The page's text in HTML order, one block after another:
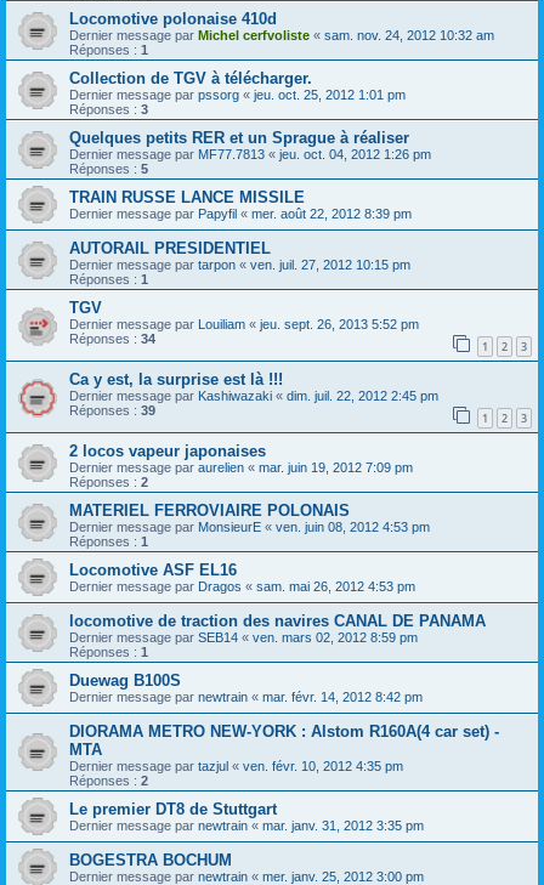
Locomotive polonaise 410d
Dernier message par Michel cerfvoliste « sam. nov. 24, 2012 10:32 am
Réponses : 1
Collection de TGV à télécharger.
Dernier message par pssorg « jeu. oct. 25, 2012 1:01 pm
Réponses : 3
Quelques petits RER et un Sprague à réaliser
Dernier message par MF77.7813 « jeu. oct. 04, 2012 1:26 pm
Réponses : 5
TRAIN RUSSE LANCE MISSILE
Dernier message par Papyfil « mer. août 22, 2012 8:39 pm
AUTORAIL PRESIDENTIEL
Dernier message par tarpon « ven. juil. 27, 2012 10:15 pm
Réponses : 1
TGV
Dernier message par Louiliam « jeu. sept. 26, 2013 5:52 pm
Réponses : 34 1 2 3
Ca y est, la surprise est là !!!
Dernier message par Kashiwazaki « dim. juil. 22, 2012 2:45 pm
Réponses : 39 1 2 3
2 locos vapeur japonaises
Dernier message par aurelien « mar. juin 19, 2012 7:09 pm
Réponses : 2
MATERIEL FERROVIAIRE POLONAIS
Dernier message par MonsieurE « ven. juin 08, 2012 4:53 pm
Réponses : 1
Locomotive ASF EL16
Dernier message par Dragos « sam. mai 26, 2012 4:53 pm
locomotive de traction des navires CANAL DE PANAMA
Dernier message par SEB14 « ven. mars 02, 2012 8:59 pm
Réponses : 1
Duewag B100S
Dernier message par newtrain « mar. févr. 14, 2012 8:42 pm
DIORAMA METRO NEW-YORK : Alstom R160A(4 car set) -
MTA
Dernier message par tazjul « ven. févr. 10, 2012 4:35 pm
Réponses : 2
Le premier DT8 de Stuttgart
Dernier message par newtrain « mar. janv. 31, 2012 3:35 pm
BOGESTRA BOCHUM
Dernier message par newtrain « mer. janv. 25, 2012 3:00 pm